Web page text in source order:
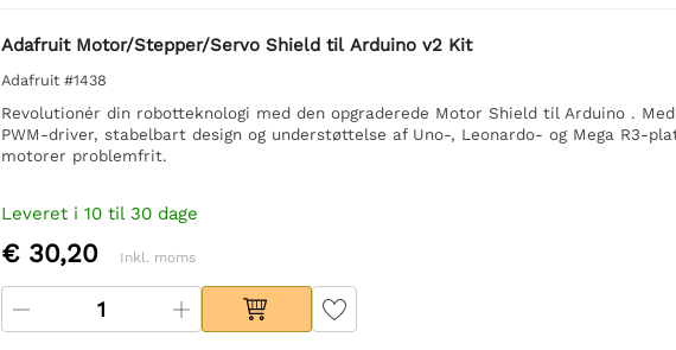
Adafruit Motor/Stepper/Servo Shield til Arduino v2 Kit
Adafruit #1438
Revolutionér din robotteknologi med den opgraderede Motor Shield til Arduino .
PWM-driver, stabelbart design og understøttelse af Uno-, Leonardo- og Mega R3-
motorer problemfrit.
Leveret i 10 til 30 dage
€ 30,20 Inkl. moms